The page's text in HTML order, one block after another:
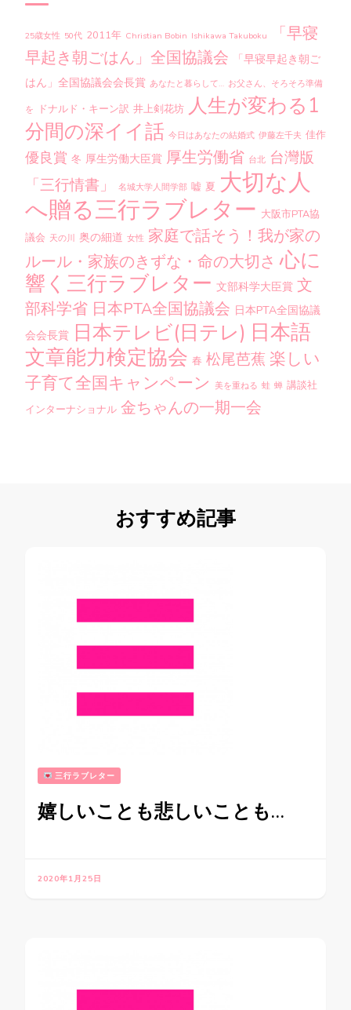
25歳女性 50代 2011年 Christian Bobin Ishikawa Takuboku
「早寝
早起き朝ごはん」全国協議会
「早寝早起き朝ご
はん」全国協議会会長賞 あなたと暮らして… お父さん、そろそろ準備
を ドナルド・キーン訳 井上剣花坊 人生が変わる1
分間の深イイ話 今日はあなたの結婚式 伊藤左千夫 佳作
優良賞 冬 厚生労働大臣賞 厚生労働省 台北 台灣版
「三行情書」
名城大学人間学部 嘘 夏 大切な人
へ贈る三行ラブレター 大阪市PTA協
議会 天の川 奥の細道 女性 家庭で話そう！我が家の
ルール・家族のきずな・命の大切さ 心に
響く三行ラブレター 文部科学大臣賞 文
部科学省 日本PTA全国協議会 日本PTA全国協議
会会長賞 日本テレビ(日テレ) 日本語
文章能力検定協会 春 松尾芭蕉 楽しい
子育て全国キャンペーン 美を重ねる 蛙 蝉 講談社
インターナショナル 金ちゃんの一期一会
おすすめ記事
三行ラブレター
嬉しいことも悲しいことも…
2020年1月25日